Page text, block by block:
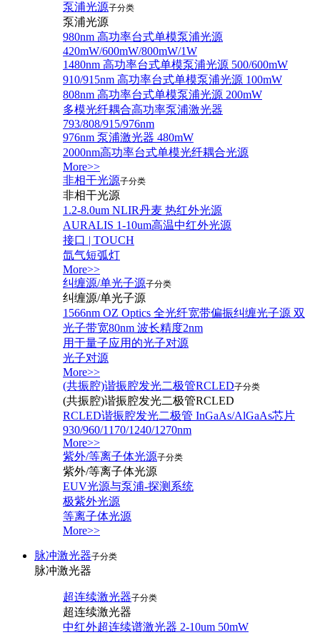
泵浦光源子分类
泵浦光源
980nm 高功率台式单模泵浦光源
420mW/600mW/800mW/1W
1480nm 高功率台式单模泵浦光源 500/600mW
910/915nm 高功率台式单模泵浦光源 100mW
808nm 高功率台式单模泵浦光源 200mW
多模光纤耦合高功率泵浦激光器
793/808/915/976nm
976nm 泵浦激光器 480mW
2000nm高功率台式单模光纤耦合光源
More>>
非相干光源子分类
非相干光源
1.2-8.0um NLIR丹麦 热红外光源
AURALIS 1-10um高温中红外光源
接口 | TOUCH
氙气短弧灯
More>>
纠缠源/单光子源子分类
纠缠源/单光子源
1566nm OZ Optics 全光纤宽带偏振纠缠光子源 双
光子带宽80nm 波长精度2nm
用于量子应用的光子对源
光子对源
More>>
(共振腔)谐振腔发光二极管RCLED子分类
(共振腔)谐振腔发光二极管RCLED
RCLED谐振腔发光二极管 InGaAs/AlGaAs芯片
930/960/1170/1240/1270nm
More>>
紫外/等离子体光源子分类
紫外/等离子体光源
EUV光源与泵浦-探测系统
极紫外光源
等离子体光源
More>>
脉冲激光器子分类
脉冲激光器
超连续激光器子分类
超连续激光器
中红外超连续谱激光器 2-10um 50mW